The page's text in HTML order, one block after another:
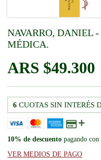
NAVARRO, DANIEL
MÉDICA.
$49.300
6 CUOTAS SIN INTERÉS
10% de descuento pagando
VER MEDIOS DE PAGO